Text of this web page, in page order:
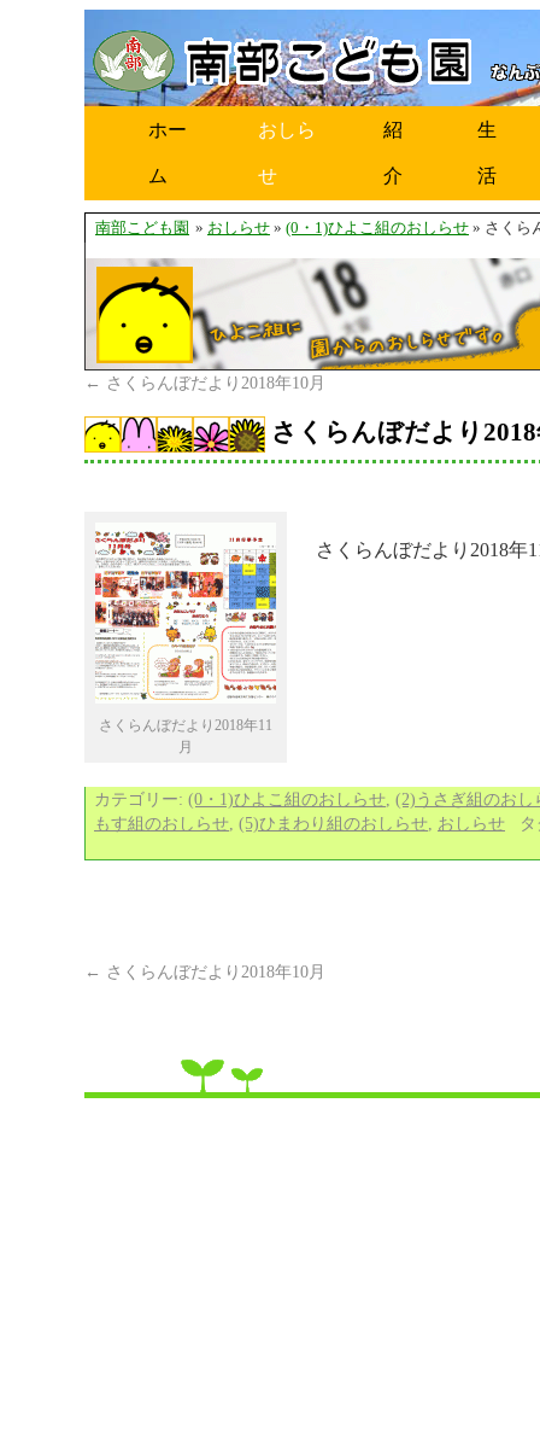
ホー
ム
おしら
せ
紹
介
生
活
南部こども園 » おしらせ » (0・1)ひよこ組のおしらせ » さくら
← さくらんぼだより2018年10月
さくらんぼだより
さくらんぼだより2018年11
月
さくらんぼだより2018年
カテゴリー: (0・1)ひよこ組のおしらせ (2)うさぎ組のおし
もす組のおしらせ (5)ひまわり組のおしらせ おしらせ タ
← さくらんぼだより2018年10月